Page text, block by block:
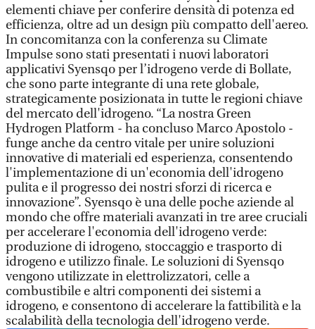
elementi chiave per conferire densità di potenza ed
efficienza, oltre ad un design più compatto dell'aereo.
In concomitanza con la conferenza su Climate
Impulse sono stati presentati i nuovi laboratori
applicativi Syensqo per l’idrogeno verde di Bollate,
che sono parte integrante di una rete globale,
strategicamente posizionata in tutte le regioni chiave
del mercato dell'idrogeno. “La nostra Green
Hydrogen Platform - ha concluso Marco Apostolo -
funge anche da centro vitale per unire soluzioni
innovative di materiali ed esperienza, consentendo
l'implementazione di un'economia dell'idrogeno
pulita e il progresso dei nostri sforzi di ricerca e
innovazione”. Syensqo è una delle poche aziende al
mondo che offre materiali avanzati in tre aree cruciali
per accelerare l'economia dell'idrogeno verde:
produzione di idrogeno, stoccaggio e trasporto di
idrogeno e utilizzo finale. Le soluzioni di Syensqo
vengono utilizzate in elettrolizzatori, celle a
combustibile e altri componenti dei sistemi a
idrogeno, e consentono di accelerare la fattibilità e la
scalabilità della tecnologia dell'idrogeno verde.